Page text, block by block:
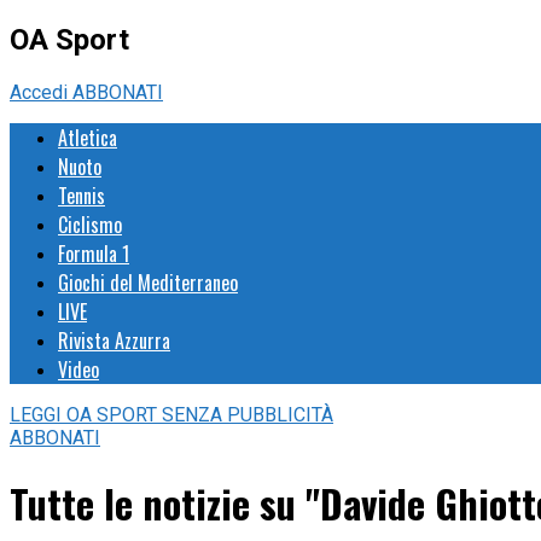
OA Sport
Accedi ABBONATI
Atletica
Nuoto
Tennis
Ciclismo
Formula 1
Giochi del Mediterraneo
LIVE
Rivista Azzurra
Video
LEGGI OA SPORT SENZA PUBBLICITÀ
ABBONATI
Tutte le notizie su "Davide